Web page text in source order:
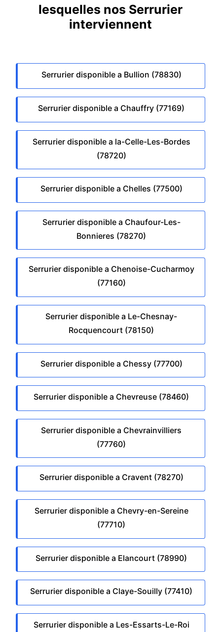
lesquelles nos Serrurier
interviennent
Serrurier disponible a Bullion (78830)
Serrurier disponible a Chauffry (77169)
Serrurier disponible a la-Celle-Les-Bordes
(78720)
Serrurier disponible a Chelles (77500)
Serrurier disponible a Chaufour-Les-
Bonnieres (78270)
Serrurier disponible a Chenoise-Cucharmoy
(77160)
Serrurier disponible a Le-Chesnay-
Rocquencourt (78150)
Serrurier disponible a Chessy (77700)
Serrurier disponible a Chevreuse (78460)
Serrurier disponible a Chevrainvilliers
(77760)
Serrurier disponible a Cravent (78270)
Serrurier disponible a Chevry-en-Sereine
(77710)
Serrurier disponible a Elancourt (78990)
Serrurier disponible a Claye-Souilly (77410)
Serrurier disponible a Les-Essarts-Le-Roi